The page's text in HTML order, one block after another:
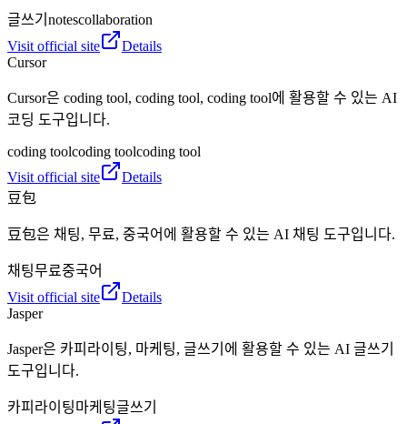
글쓰기 notescollaboration
Visit official site
Details
Cursor
Cursor은 coding tool, coding tool, coding tool에 활용할 수 있는 AI
코딩 도구입니다.
coding toolcoding toolcoding tool
Visit official site
Details
豆包
豆包은 채팅, 무료, 중국어에 활용할 수 있는 AI 채팅 도구입니다.
채팅무료중국어
Visit official site
Details
Jasper
Jasper은 카피라이팅, 마케팅, 글쓰기에 활용할 수 있는 AI 글쓰기
도구입니다.
카피라이팅마케팅글쓰기